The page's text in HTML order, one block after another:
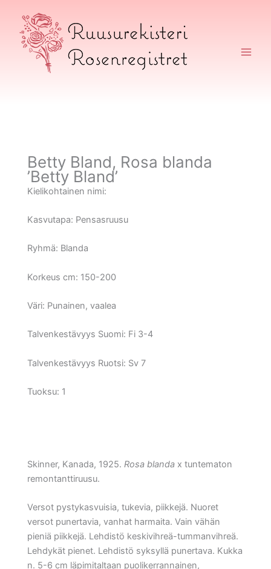
sisältöön
Betty Bland, Rosa blanda
’Betty Bland’
Kielikohtainen nimi:
Kasvutapa: Pensasruusu
Ryhmä: Blanda
Korkeus cm: 150-200
Väri: Punainen, vaalea
Talvenkestävyys Suomi: Fi 3-4
Talvenkestävyys Ruotsi: Sv 7
Tuoksu: 1
Skinner, Kanada, 1925. Rosa blanda x tuntematon
remontanttiruusu.
Versot pystykasvuisia, tukevia, piikkejä. Nuoret
versot punertavia, vanhat harmaita. Vain vähän
pieniä piikkejä. Lehdistö keskivihreä-tummanvihreä.
Lehdykät pienet. Lehdistö syksyllä punertava. Kukka
n. 5-6 cm läpimitaltaan puolikerrannainen,